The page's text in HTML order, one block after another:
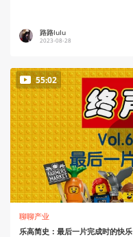
路路lulu
2023-08-28
55:02
聊聊产业
乐高简史：最后一片完成时的快乐